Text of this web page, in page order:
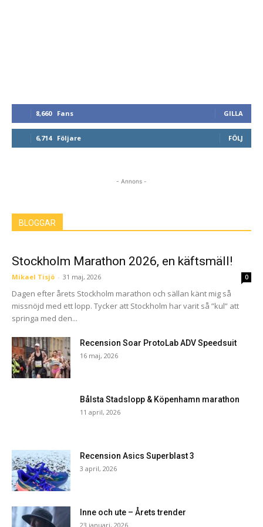
8,660 Fans GILLA
6,714 Följare FÖLJ
- Annons -
BLOGGAR
Stockholm Marathon 2026, en käftsmäll!
Mikael Tisjö - 31 maj, 2026 0
Dagen efter årets Stockholm marathon och sällan känt mig så
missnöjd med ett lopp. Tycker att Stockholm har varit så ”kul” att
springa med den...
Recension Soar ProtoLab ADV Speedsuit
16 maj, 2026
Bålsta Stadslopp & Köpenhamn marathon
11 april, 2026
Recension Asics Superblast 3
3 april, 2026
Inne och ute – Årets trender
23 januari, 2026